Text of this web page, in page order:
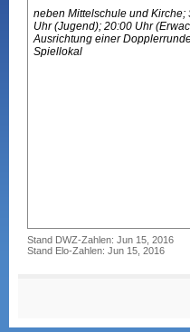
neben Mittelschule und
Uhr (Jugend); 20:00 Uhr
Ausrichtung einer
Spiellokal
Stand DWZ-Zahlen: Jun 15, 2016
Stand Elo-Zahlen: Jun 15, 2016